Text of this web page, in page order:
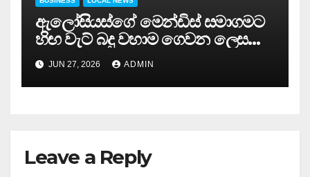
ඇලෝසියස්ගේ මෙන්ඩිස් සමාගමට
හිඟ වැට් බදු වහාම ගෙවන ලෙස
අධිකරණයෙන් නියෝග…
JUN 27, 2026 ADMIN
Leave a Reply